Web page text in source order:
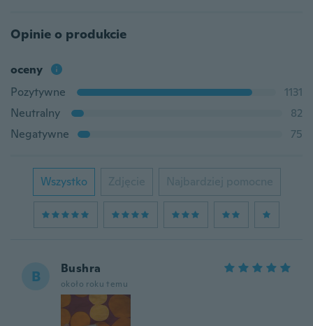
Opinie o produkcie
oceny
Pozytywne
1131
Neutralny
82
Negatywne
75
Wszystko Zdjęcie Najbardziej pomocne
B Bushra
około roku temu